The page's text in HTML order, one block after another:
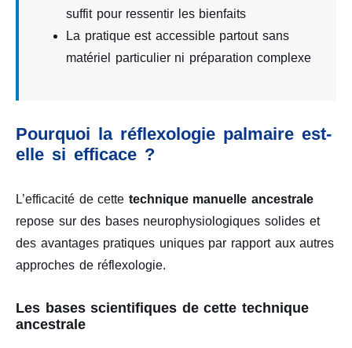
suffit pour ressentir les bienfaits
La pratique est accessible partout sans
matériel particulier ni préparation complexe
Pourquoi la réflexologie palmaire est-
elle si efficace ?
L’efficacité de cette technique manuelle ancestrale
repose sur des bases neurophysiologiques solides et
des avantages pratiques uniques par rapport aux autres
approches de réflexologie.
Les bases scientifiques de cette technique
ancestrale